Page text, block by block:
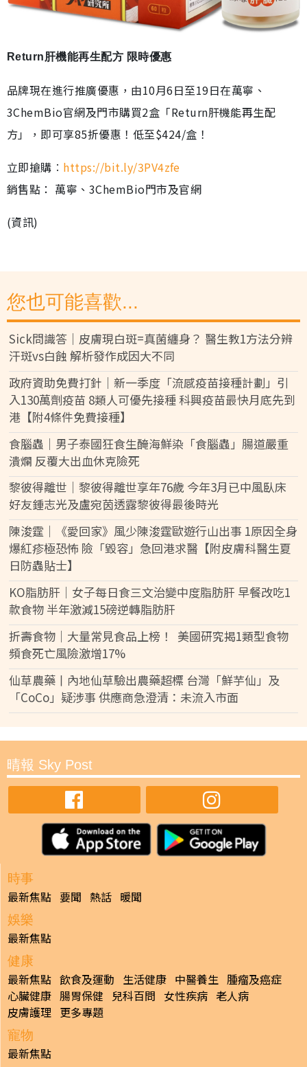
Return肝機能再生配方 限時優惠
品牌現在進行推廣優惠，由10月6日至19日在萬寧、
3ChemBio官網及門市購買2盒「Return肝機能再生配
方」，即可享85折優惠！低至$424/盒！
立即搶購︰ https://bit.ly/3PV4zfe
銷售點： 萬寧、3ChemBio門市及官網
(資訊)
您也可能喜歡...
Sick問識答｜皮膚現白斑=真菌纏身？ 醫生教1方法分辨
汗斑vs白蝕 解析發作成因大不同
政府資助免費打針｜新一季度「流感疫苗接種計劃」引
入130萬劑疫苗 8類人可優先接種 科興疫苗最快月底先到
港【附4條件免費接種】
食腦蟲｜男子泰國狂食生醃海鮮染「食腦蟲」腸道嚴重
潰爛 反覆大出血休克險死
黎彼得離世｜黎彼得離世享年76歲 今年3月已中風臥床
好友鍾志光及盧宛茵透露黎彼得最後時光
陳浚霆｜《愛回家》風少陳浚霆歐遊行山出事 1原因全身
爆紅疹極恐怖 險「毀容」急回港求醫【附皮膚科醫生夏
日防蟲貼士】
KO脂肪肝｜女子每日食三文治變中度脂肪肝 早餐改吃1
款食物 半年激減15磅逆轉脂肪肝
折壽食物｜大量常見食品上榜！ 美國研究揭1類型食物
頻食死亡風險激增17%
仙草農藥丨內地仙草驗出農藥超標 台灣「鮮芋仙」及
「CoCo」疑涉事 供應商急澄清：未流入市面
晴報 Sky Post
時事
最新焦點 要聞 熱話 暖聞
娛樂
最新焦點
健康
最新焦點 飲食及運動 生活健康 中醫養生 腫瘤及癌症
心臟健康 腸胃保健 兒科百問 女性疾病 老人病
皮膚護理 更多專題
寵物
最新焦點